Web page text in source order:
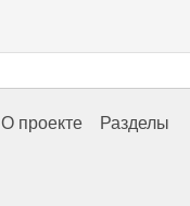
О проекте Разделы